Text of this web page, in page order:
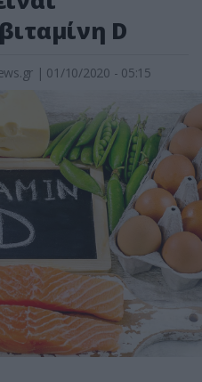
D
| 01/10/2020 - 05:15